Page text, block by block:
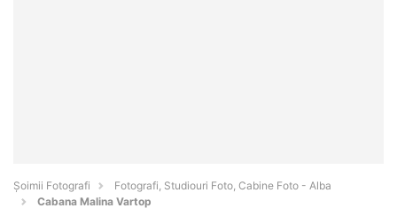
Șoimii Fotografi
Fotografi, Studiouri Foto, Cabine Foto - Alba
Cabana Malina Vartop